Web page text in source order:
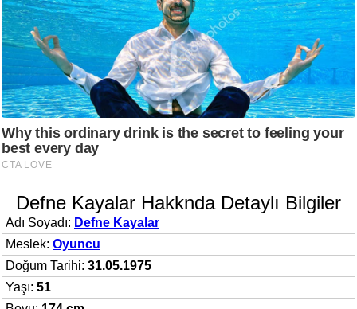
Defne Kayalar Hakknda Detaylı Bilgiler
Adı Soyadı: Defne Kayalar
Meslek: Oyuncu
Doğum Tarihi: 31.05.1975
Yaşı: 51